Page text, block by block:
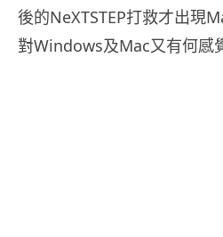
後的NeXTSTEP打救才出現
對Windows及Mac又有何感